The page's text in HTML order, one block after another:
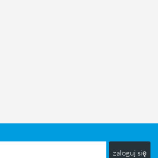
zaloguj się